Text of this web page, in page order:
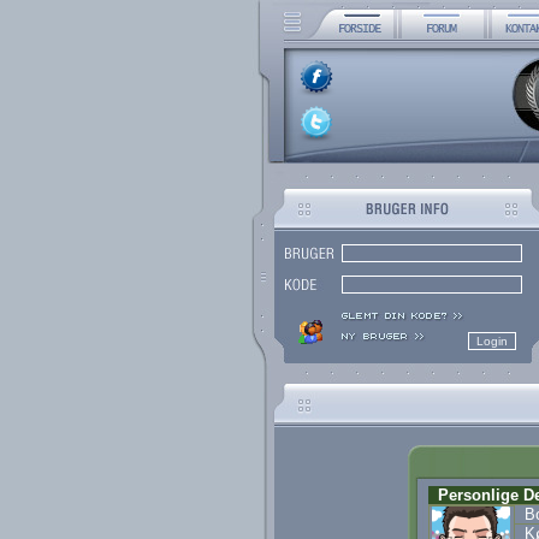
Personlige